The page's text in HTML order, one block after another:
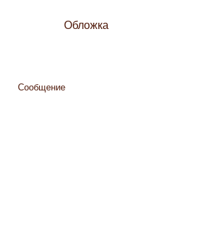
Обложка
Сообщение